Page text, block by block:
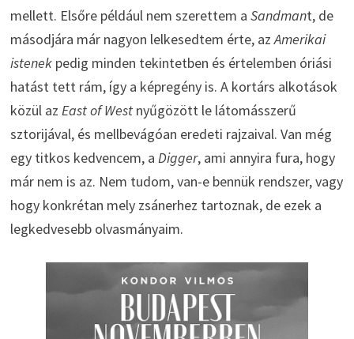
mellett. Elsőre például nem szerettem a Sandmant, de
másodjára már nagyon lelkesedtem érte, azAmerikai
istenekpedig minden tekintetben és értelemben óriási
hatást tett rám, így a képregény is. A kortárs alkotások
közül az East of Westnyűgözött le látomásszerű
sztorijával, és mellbevágóan eredeti rajzaival. Van még
egy titkos kedvencem, a Digger, ami annyira fura, hogy
már nem is az. Nem tudom, van-e bennük rendszer, vagy
hogy konkrétan mely zsánerhez tartoznak, de ezek a
legkedvesebb olvasmányaim.